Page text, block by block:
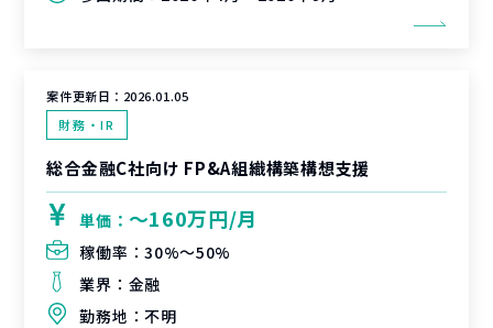
案件更新日： 2026.01.05
財務・IR
総合金融C社向け FP&A組織構築構想支援
単価： 〜160万円/月
稼働率：30%〜50%
業界： 金融
勤務地：不明